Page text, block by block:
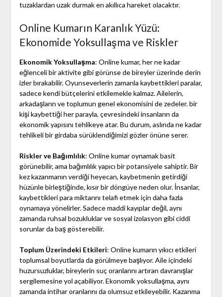
tuzaklardan uzak durmak en akıllıca hareket olacaktır.
Online Kumarın Karanlık Yüzü:
Ekonomide Yoksullaşma ve Riskler
Ekonomik Yoksullaşma: Online kumar, her ne kadar
eğlenceli bir aktivite gibi görünse de bireyler üzerinde derin
izler bırakabilir. Oyunseverlerin zamanla kaybettikleri paralar,
sadece kendi bütçelerini etkilemekle kalmaz. Ailelerin,
arkadaşların ve toplumun genel ekonomisini de zedeler. bir
kişi kaybettiği her parayla, çevresindeki insanların da
ekonomik yapısını tehlikeye atar. Bu durum, aslında ne kadar
tehlikeli bir girdaba sürüklendiğimizi gözler önüne serer.
Riskler ve Bağımlılık: Online kumar oynamak basit
görünebilir, ama bağımlılık yapıcı bir potansiyele sahiptir. Bir
kez kazanmanın verdiği heyecan, kaybetmenin getirdiği
hüzünle birleştiğinde, kısır bir döngüye neden olur. İnsanlar,
kaybettikleri para miktarını telafi etmek için daha fazla
oynamaya yönelirler. Sadece maddi kayıplar değil, aynı
zamanda ruhsal bozukluklar ve sosyal izolasyon gibi ciddi
sorunlar da baş gösterebilir.
Toplum Üzerindeki Etkileri: Online kumarın yıkıcı etkileri
toplumsal boyutlarda da görülmeye başlıyor. Aile içindeki
huzursuzluklar, bireylerin suç oranlarını artıran davranışlar
sergilemesine yol açabiliyor. Ekonomik yoksullaşma, aynı
zamanda intihar oranlarını da olumsuz etkileyebilir. Kazanma